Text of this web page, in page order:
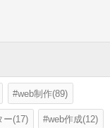
web制作(89)
ー(17) web作成(12)